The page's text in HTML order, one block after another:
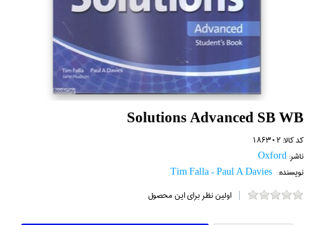
Solutions Advanced SB WB
کد کالا:186302
ناشر:Oxford
نویسنده: Tim Falla - Paul A Davies
اولین نظر برای این محصول